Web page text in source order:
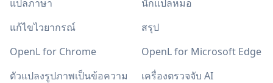
แปลภาษา
นักแปลหมอ
แก้ไขไวยากรณ์
สรุป
OpenL for Chrome
OpenL for Microsoft Edge
ตัวแปลงรูปภาพเป็นข้อความ
เครื่องตรวจจับ AI